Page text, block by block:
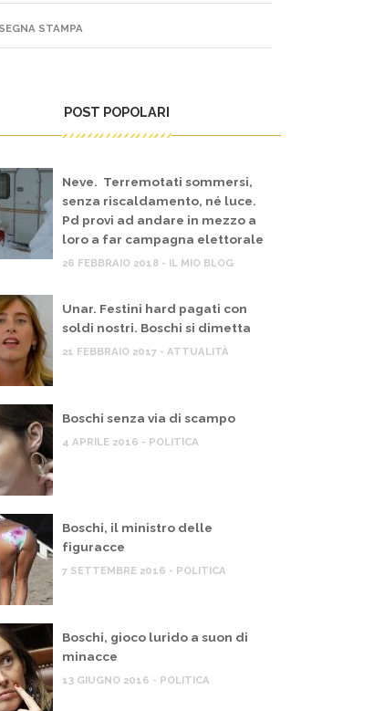
,POLITICA
le guerre
2026
STAMPA
POST POPOLARI
Neve. Terremotati sommersi,
senza riscaldamento, né luce.
Pd provi ad andare in mezzo a
loro a far campagna elettorale
26 FEBBRAIO 2018 - IL MIO BLOG
Unar. Festini hard pagati con
soldi nostri. Boschi si dimetta
21 FEBBRAIO 2017 - ATTUALITÀ
Boschi senza via di scampo
4 APRILE 2016 - POLITICA
Boschi, il ministro delle
figuracce
7 SETTEMBRE 2016 - POLITICA
Boschi, gioco lurido a suon di
minacce
13 GIUGNO 2016 - POLITICA